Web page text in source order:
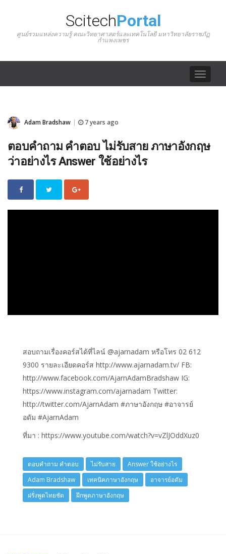
ScitechPortal
ศูนย์รวมแหล่งความรู้ คณะวิทยาศาสตร์และเทคโนโลยี มหาวิทยาลัยราชภัฏ
กำแพงเพชร
Toggle
Adam Bradshaw 7 years ago
ตอบคำถาม คำตอบ ไม่รับสาย ภาษาอังกฤษ
ว่าอย่างไร Answer ใช้อย่างไร
สอบถามเรื่องคอร์สได้ที่ไลน์ @ajarnadam หรือโทร 02 612
9300 รายละเอียดคอร์ส http://www.ajarnadam.tv/ FB:
http://www.facebook.com/AjarnAdamBradshaw IG:
https://www.instagram.com/ajarnadam Twitter:
http://twitter.com/AjarnAdam #ภาษาอังกฤษ #อาจารย์
อดัม #AjarnAdam
ที่มา : https://www.youtube.com/watch?v=vZlJOddXuz0
ตอบคำถาม คำตอบ ไม่รับสาย
Answer ใช้อย่างไร
Adam Bradshaw
เทคนิคภาษาอังกฤษ
อาจารย์อดัม
ฝรั่งพูดไทยชัด
ฝึกพูดภาษาอังกฤษ